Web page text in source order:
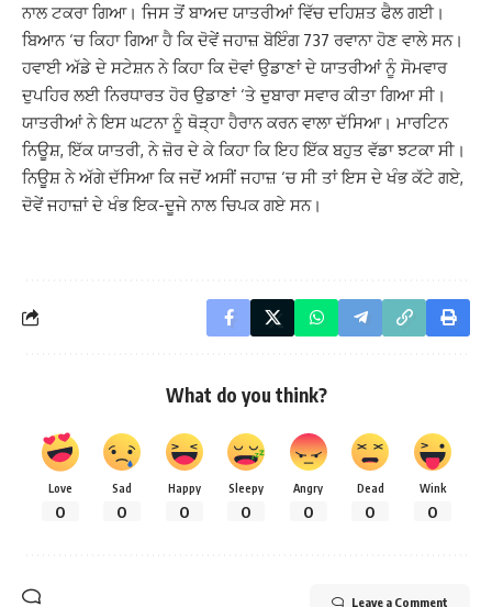
ਨਾਲ ਟਕਰਾ ਗਿਆ। ਜਿਸ ਤੋਂ ਬਾਅਦ ਯਾਤਰੀਆਂ ਵਿੱਚ ਦਹਿਸ਼ਤ ਫੈਲ ਗਈ।
ਬਿਆਨ ‘ਚ ਕਿਹਾ ਗਿਆ ਹੈ ਕਿ ਦੋਵੇਂ ਜਹਾਜ਼ ਬੋਇੰਗ 737 ਰਵਾਨਾ ਹੋਣ ਵਾਲੇ ਸਨ।
ਹਵਾਈ ਅੱਡੇ ਦੇ ਸਟੇਸ਼ਨ ਨੇ ਕਿਹਾ ਕਿ ਦੋਵਾਂ ਉਡਾਣਾਂ ਦੇ ਯਾਤਰੀਆਂ ਨੂੰ ਸੋਮਵਾਰ
ਦੁਪਹਿਰ ਲਈ ਨਿਰਧਾਰਤ ਹੋਰ ਉਡਾਣਾਂ ‘ਤੇ ਦੁਬਾਰਾ ਸਵਾਰ ਕੀਤਾ ਗਿਆ ਸੀ।
ਯਾਤਰੀਆਂ ਨੇ ਇਸ ਘਟਨਾ ਨੂੰ ਥੋੜ੍ਹਾ ਹੈਰਾਨ ਕਰਨ ਵਾਲਾ ਦੱਸਿਆ। ਮਾਰਟਿਨ
ਨਿਊਸ਼, ਇੱਕ ਯਾਤਰੀ, ਨੇ ਜ਼ੋਰ ਦੇ ਕੇ ਕਿਹਾ ਕਿ ਇਹ ਇੱਕ ਬਹੁਤ ਵੱਡਾ ਝਟਕਾ ਸੀ।
ਨਿਊਸ਼ ਨੇ ਅੱਗੇ ਦੱਸਿਆ ਕਿ ਜਦੋਂ ਅਸੀਂ ਜਹਾਜ਼ ‘ਚ ਸੀ ਤਾਂ ਇਸ ਦੇ ਖੰਭ ਕੱਟੇ ਗਏ,
ਦੋਵੇਂ ਜਹਾਜ਼ਾਂ ਦੇ ਖੰਭ ਇਕ-ਦੂਜੇ ਨਾਲ ਚਿਪਕ ਗਏ ਸਨ।
What do you think?
Love
0
Sad
0
Happy
0
Sleepy
0
Angry
0
Dead
0
Wink
0
Leave a Comment